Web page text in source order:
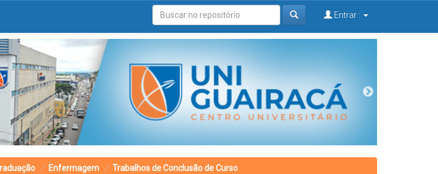
Entrar :
Enfermagem Trabalhos de Conclusão de Curso